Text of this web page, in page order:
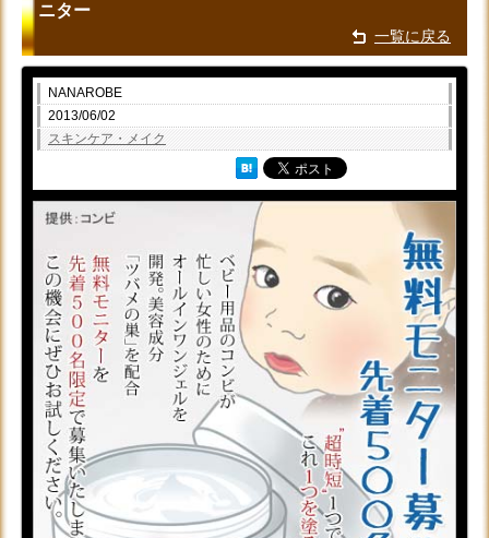
ニター
一覧に戻る
NANAROBE
2013/06/02
スキンケア・メイク